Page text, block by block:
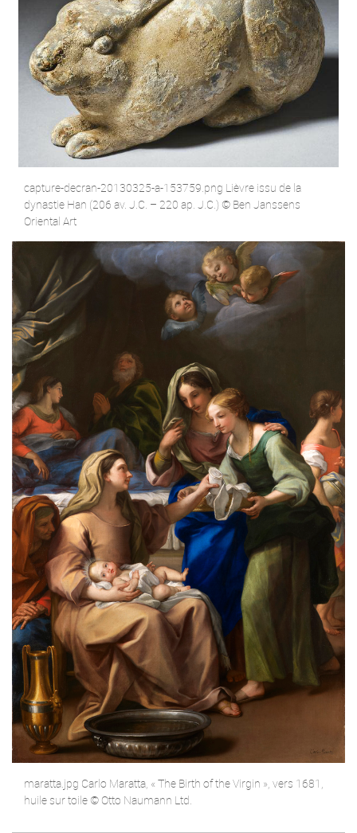
capture-decran-20130325-a-153759.png Lièvre issu de la
dynastie Han (206 av. J.C. – 220 ap. J.C.) © Ben Janssens
Oriental Art
maratta.jpg Carlo Maratta, « The Birth of the Virgin », vers 1681,
huile sur toile © Otto Naumann Ltd.